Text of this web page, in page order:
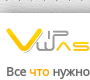
Все что нужно